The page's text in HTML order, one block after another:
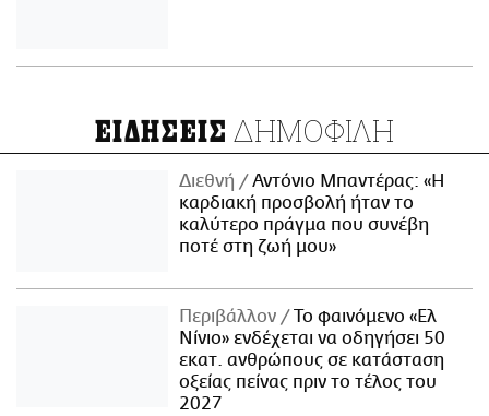
ΕΙΔΗΣΕΙΣ ΔΗΜΟΦΙΛΗ
Διεθνή
Αντόνιο Μπαντέρας: «Η
καρδιακή προσβολή ήταν το
καλύτερο πράγμα που συνέβη
ποτέ στη ζωή μου»
Περιβάλλον
Το φαινόμενο «Ελ
Νίνιο» ενδέχεται να οδηγήσει 50
εκατ. ανθρώπους σε κατάσταση
οξείας πείνας πριν το τέλος του
2027